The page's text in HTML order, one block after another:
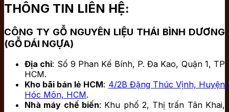
THÔNG TIN LIÊN HỆ:
CÔNG TY GỖ NGUYÊN LIỆU THÁI BÌNH DƯƠNG
(GỖ DÁI NGỰA)
Địa chỉ: Số 9 Phan Kế Bính, P. Đa Kao, Quận 1, TP
HCM.
Kho bãi bán lẻ HCM: 4/2B Đặng Thúc Vịnh, Huyện
Hóc Môn, HCM.
Nhà máy chế biến: Khu phố 2, Thị trấn Tân Khai,